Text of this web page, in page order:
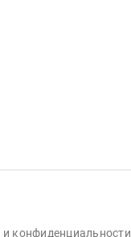
и конфиденциальности